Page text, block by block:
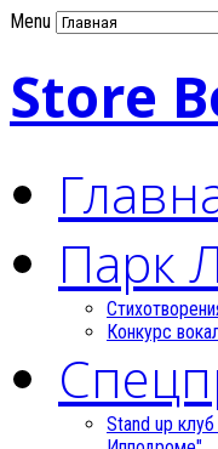
Menu
Store
Парк
Конкурс
Stand up клуб